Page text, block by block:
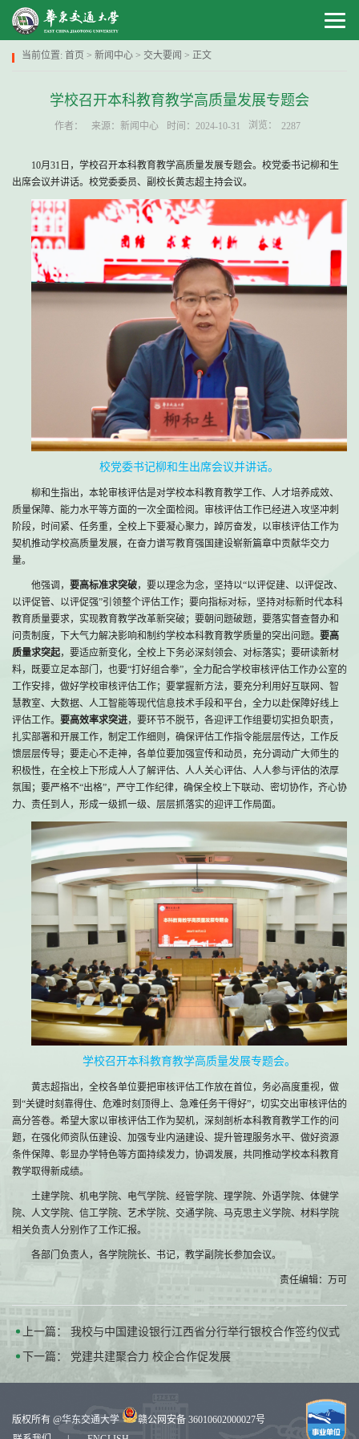
当前位置: 首页 > 新闻中心 > 交大要闻 > 正文
学校召开本科教育教学高质量发展专题会
作者： 来源：新闻中心 时间：2024-10-31 浏览： 2287
10月31日，学校召开本科教育教学高质量发展专题会。校党委书记柳和生
出席会议并讲话。校党委委员、副校长黄志超主持会议。
校党委书记柳和生出席会议并讲话。
柳和生指出，本轮审核评估是对学校本科教育教学工作、人才培养成效、
质量保障、能力水平等方面的一次全面检阅。审核评估工作已经进入攻坚冲刺
阶段，时间紧、任务重，全校上下要凝心聚力，踔厉奋发，以审核评估工作为
契机推动学校高质量发展，在奋力谱写教育强国建设崭新篇章中贡献华交力
量。
他强调， 要高标准求突破，要以理念为念，坚持以“以评促建、以评促改、
以评促管、以评促强”引领整个评估工作；要向指标对标，坚持对标新时代本科
教育质量要求，实现教育教学改革新突破；要朝问题破题，要落实督查督办和
问责制度，下大气力解决影响和制约学校本科教育教学质量的突出问题。 要高
质量求突起，要适应新变化，全校上下务必深刻领会、对标落实；要研读新材
料，既要立足本部门，也要“打好组合拳”，全力配合学校审核评估工作办公室的
工作安排，做好学校审核评估工作；要掌握新方法，要充分利用好互联网、智
慧教室、大数据、人工智能等现代信息技术手段和平台，全力以赴保障好线上
评估工作。 要高效率求突进，要环节不脱节，各迎评工作组要切实担负职责，
扎实部署和开展工作，制定工作细则，确保评估工作指令能层层传达，工作反
馈层层传导；要走心不走神，各单位要加强宣传和动员，充分调动广大师生的
积极性，在全校上下形成人人了解评估、人人关心评估、人人参与评估的浓厚
氛围；要严格不“出格”，严守工作纪律，确保全校上下联动、密切协作，齐心协
力、责任到人，形成一级抓一级、层层抓落实的迎评工作局面。
学校召开本科教育教学高质量发展专题会。
黄志超指出，全校各单位要把审核评估工作放在首位，务必高度重视，做
到“关键时刻靠得住、危难时刻顶得上、急难任务干得好”，切实交出审核评估的
高分答卷。希望大家以审核评估工作为契机，深刻剖析本科教育教学工作的问
题，在强化师资队伍建设、加强专业内涵建设、提升管理服务水平、做好资源
条件保障、彰显办学特色等方面持续发力，协调发展，共同推动学校本科教育
教学取得新成绩。
土建学院、机电学院、电气学院、经管学院、理学院、外语学院、体健学
院、人文学院、信工学院、艺术学院、交通学院、马克思主义学院、材料学院
相关负责人分别作了工作汇报。
各部门负责人，各学院院长、书记，教学副院长参加会议。
责任编辑：万可
上一篇： 我校与中国建设银行江西省分行举行银校合作签约仪式
下一篇： 党建共建聚合力 校企合作促发展
版权所有 @华东交通大学
赣公网安备 36010602000027号